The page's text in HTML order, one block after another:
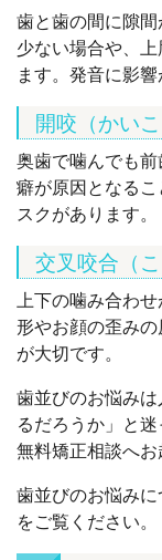
歯と歯の間に隙
少ない場合や、
ます。発音に影響
開咬（かいこ
奥歯で噛んでも
癖が原因となる
スクがあります。
交叉咬合（
上下の噛み合わ
形やお顔の歪み
が大切です。
歯並びのお悩み
るだろうか」と
無料矯正相談へお
歯並びのお悩み
をご覧ください。